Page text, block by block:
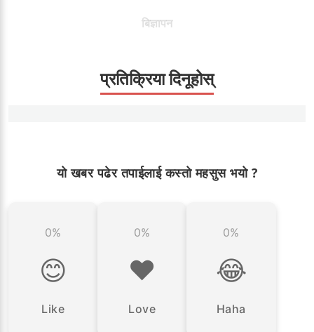
बिज्ञापन
प्रतिक्रिया दिनूहोस्
यो खबर पढेर तपाईलाई कस्तो महसुस भयो ?
0%
😊
Like
0%
❤️
Love
0%
😂
Haha